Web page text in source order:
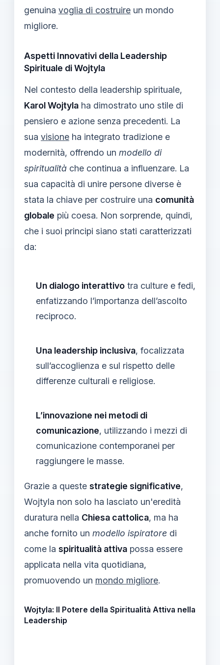
genuina voglia di costruire un mondo
migliore.
Aspetti Innovativi della Leadership
Spirituale di Wojtyla
Nel contesto della leadership spirituale,
Karol Wojtyla ha dimostrato uno stile di
pensiero e azione senza precedenti. La
sua visione ha integrato tradizione e
modernità, offrendo un modello di
spiritualità che continua a influenzare. La
sua capacità di unire persone diverse è
stata la chiave per costruire una comunità
globale più coesa. Non sorprende, quindi,
che i suoi principi siano stati caratterizzati
da:
Un dialogo interattivo tra culture e fedi,
enfatizzando l’importanza dell’ascolto
reciproco.
Una leadership inclusiva, focalizzata
sull’accoglienza e sul rispetto delle
differenze culturali e religiose.
L’innovazione nei metodi di
comunicazione, utilizzando i mezzi di
comunicazione contemporanei per
raggiungere le masse.
Grazie a queste strategie significative,
Wojtyla non solo ha lasciato un'eredità
duratura nella Chiesa cattolica, ma ha
anche fornito un modello ispiratore di
come la spiritualità attiva possa essere
applicata nella vita quotidiana,
promuovendo un mondo migliore.
Wojtyla: Il Potere della Spiritualità Attiva nella
Leadership